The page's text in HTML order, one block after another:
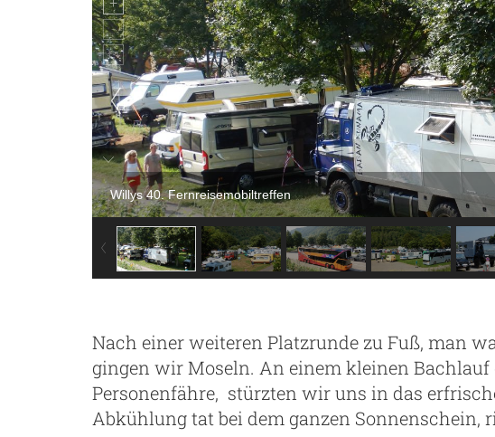
Willys 40. Fernreisemobiltreffen
Nach einer weiteren Platzrunde zu Fuß, man
gingen wir Moseln. An einem kleinen Bachlauf
Personenfähre, stürzten wir uns in das
Abkühlung tat bei dem ganzen Sonnenschein,